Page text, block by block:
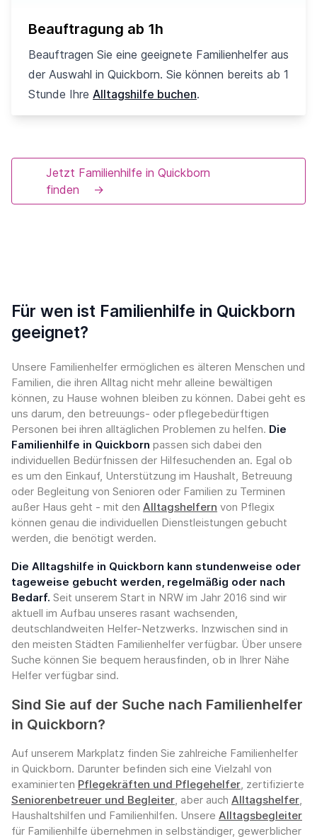
Beauftragung ab 1h
Beauftragen Sie eine geeignete Familienhelfer aus
der Auswahl in Quickborn. Sie können bereits ab 1
Stunde Ihre Alltagshilfe buchen.
Jetzt Familienhilfe in Quickborn
finden
→
Für wen ist Familienhilfe in Quickborn
geeignet?
Unsere Familienhelfer ermöglichen es älteren Menschen und
Familien, die ihren Alltag nicht mehr alleine bewältigen
können, zu Hause wohnen bleiben zu können. Dabei geht es
uns darum, den betreuungs- oder pflegebedürftigen
Personen bei ihren alltäglichen Problemen zu helfen. Die
Familienhilfe in Quickborn passen sich dabei den
individuellen Bedürfnissen der Hilfesuchenden an. Egal ob
es um den Einkauf, Unterstützung im Haushalt, Betreuung
oder Begleitung von Senioren oder Familien zu Terminen
außer Haus geht - mit den Alltagshelfern von Pflegix
können genau die individuellen Dienstleistungen gebucht
werden, die benötigt werden.
Die Alltagshilfe in Quickborn kann stundenweise oder
tageweise gebucht werden, regelmäßig oder nach
Bedarf. Seit unserem Start in NRW im Jahr 2016 sind wir
aktuell im Aufbau unseres rasant wachsenden,
deutschlandweiten Helfer-Netzwerks. Inzwischen sind in
den meisten Städten Familienhelfer verfügbar. Über unsere
Suche können Sie bequem herausfinden, ob in Ihrer Nähe
Helfer verfügbar sind.
Sind Sie auf der Suche nach Familienhelfer
in Quickborn?
Auf unserem Markplatz finden Sie zahlreiche Familienhelfer
in Quickborn. Darunter befinden sich eine Vielzahl von
examinierten Pflegekräften und Pflegehelfer, zertifizierte
Seniorenbetreuer und Begleiter, aber auch Alltagshelfer,
Haushaltshilfen und Familienhilfen. Unsere Alltagsbegleiter
für Familienhilfe übernehmen in selbständiger, gewerblicher